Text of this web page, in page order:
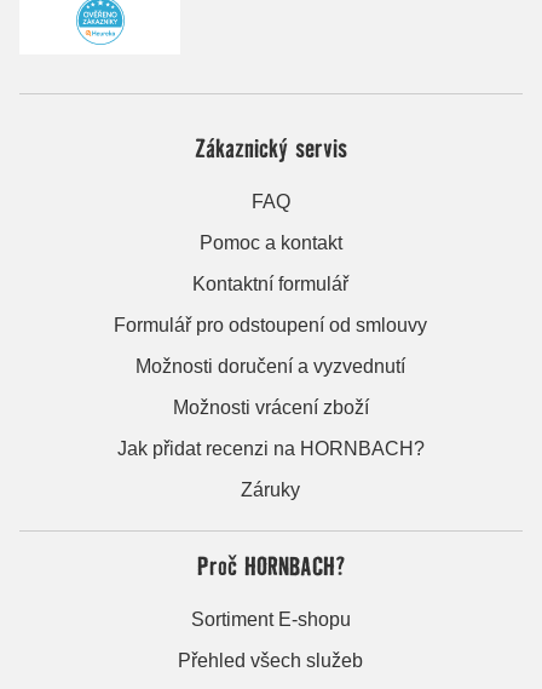
Zákaznický servis
FAQ
Pomoc a kontakt
Kontaktní formulář
Formulář pro odstoupení od smlouvy
Možnosti doručení a vyzvednutí
Možnosti vrácení zboží
Jak přidat recenzi na HORNBACH?
Záruky
Proč HORNBACH?
Sortiment E-shopu
Přehled všech služeb